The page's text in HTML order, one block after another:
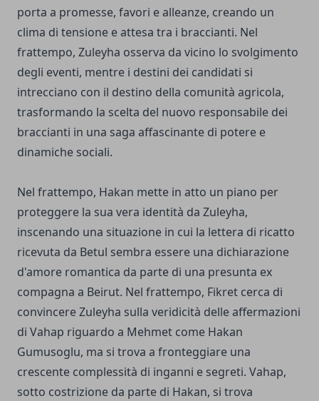
porta a promesse, favori e alleanze, creando un
clima di tensione e attesa tra i braccianti. Nel
frattempo, Zuleyha osserva da vicino lo svolgimento
degli eventi, mentre i destini dei candidati si
intrecciano con il destino della comunità agricola,
trasformando la scelta del nuovo responsabile dei
braccianti in una saga affascinante di potere e
dinamiche sociali.
Nel frattempo, Hakan mette in atto un piano per
proteggere la sua vera identità da Zuleyha,
inscenando una situazione in cui la lettera di ricatto
ricevuta da Betul sembra essere una dichiarazione
d'amore romantica da parte di una presunta ex
compagna a Beirut. Nel frattempo, Fikret cerca di
convincere Zuleyha sulla veridicità delle affermazioni
di Vahap riguardo a Mehmet come Hakan
Gumusoglu, ma si trova a fronteggiare una
crescente complessità di inganni e segreti. Vahap,
sotto costrizione da parte di Hakan, si trova